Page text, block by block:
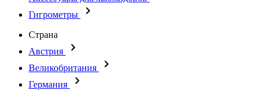
Гигрометры
Страна
Австрия
Великобритания
Германия